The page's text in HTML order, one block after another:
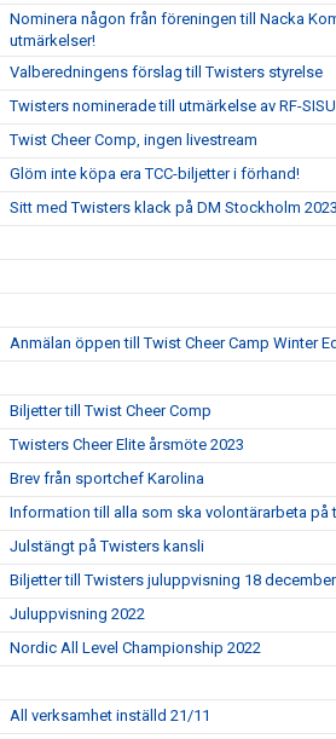
Nominera någon från föreningen till Nacka
utmärkelser!
Valberedningens förslag till Twisters styrelse
Twisters nominerade till utmärkelse av RF-
Twist Cheer Comp, ingen livestream
Glöm inte köpa era TCC-biljetter i förhand!
Sitt med Twisters klack på DM Stockholm
Anmälan öppen till Twist Cheer Camp Winter
Biljetter till Twist Cheer Comp
Twisters Cheer Elite årsmöte 2023
Brev från sportchef Karolina
Information till alla som ska volontärarbeta på
Julstängt på Twisters kansli
Biljetter till Twisters juluppvisning 18
Juluppvisning 2022
Nordic All Level Championship 2022
All verksamhet inställd 21/11